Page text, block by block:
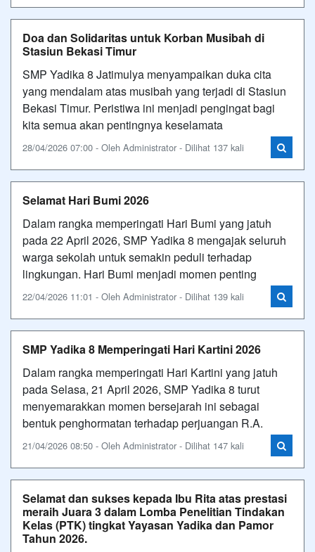
Doa dan Solidaritas untuk Korban Musibah di
Stasiun Bekasi Timur
SMP Yadika 8 Jatimulya menyampaikan duka cita
yang mendalam atas musibah yang terjadi di Stasiun
Bekasi Timur. Peristiwa ini menjadi pengingat bagi
kita semua akan pentingnya keselamata
28/04/2026 07:00 - Oleh Administrator - Dilihat 137 kali
Selamat Hari Bumi 2026
Dalam rangka memperingati Hari Bumi yang jatuh
pada 22 April 2026, SMP Yadika 8 mengajak seluruh
warga sekolah untuk semakin peduli terhadap
lingkungan. Hari Bumi menjadi momen penting
22/04/2026 11:01 - Oleh Administrator - Dilihat 139 kali
SMP Yadika 8 Memperingati Hari Kartini 2026
Dalam rangka memperingati Hari Kartini yang jatuh
pada Selasa, 21 April 2026, SMP Yadika 8 turut
menyemarakkan momen bersejarah ini sebagai
bentuk penghormatan terhadap perjuangan R.A.
21/04/2026 08:50 - Oleh Administrator - Dilihat 147 kali
Selamat dan sukses kepada Ibu Rita atas prestasi
meraih Juara 3 dalam Lomba Penelitian Tindakan
Kelas (PTK) tingkat Yayasan Yadika dan Pamor
Tahun 2026.